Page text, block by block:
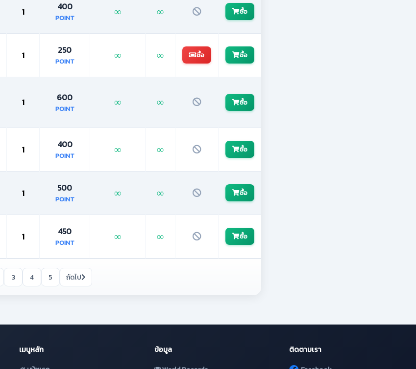
1 400
POINT ∞ ∞ ซื้อ
1 250
POINT ∞ ∞ ซื้อ ซื้อ
1 600
POINT ∞ ∞ ซื้อ
1 400
POINT ∞ ∞ ซื้อ
1 500
POINT ∞ ∞ ซื้อ
1 450
POINT ∞ ∞ ซื้อ
3 4 5 ถัดไป
เมนูหลัก ข้อมูล ติดตามเรา